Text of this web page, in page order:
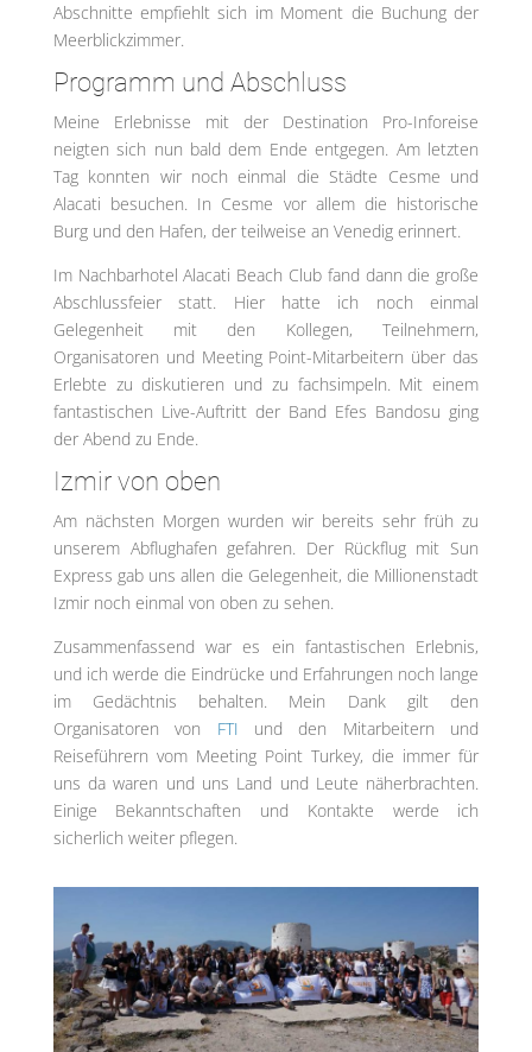
Abschnitte empfiehlt sich im Moment die Buchung der
Meerblickzimmer.
Programm und Abschluss
Meine Erlebnisse mit der Destination Pro-Inforeise
neigten sich nun bald dem Ende entgegen. Am letzten
Tag konnten wir noch einmal die Städte Cesme und
Alacati besuchen. In Cesme vor allem die historische
Burg und den Hafen, der teilweise an Venedig erinnert.
Im Nachbarhotel Alacati Beach Club fand dann die große
Abschlussfeier statt. Hier hatte ich noch einmal
Gelegenheit mit den Kollegen, Teilnehmern,
Organisatoren und Meeting Point-Mitarbeitern über das
Erlebte zu diskutieren und zu fachsimpeln. Mit einem
fantastischen Live-Auftritt der Band Efes Bandosu ging
der Abend zu Ende.
Izmir von oben
Am nächsten Morgen wurden wir bereits sehr früh zu
unserem Abflughafen gefahren. Der Rückflug mit Sun
Express gab uns allen die Gelegenheit, die Millionenstadt
Izmir noch einmal von oben zu sehen.
Zusammenfassend war es ein fantastischen Erlebnis,
und ich werde die Eindrücke und Erfahrungen noch lange
im Gedächtnis behalten. Mein Dank gilt den
Organisatoren von FTI und den Mitarbeitern und
Reiseführern vom Meeting Point Turkey, die immer für
uns da waren und uns Land und Leute näherbrachten.
Einige Bekanntschaften und Kontakte werde ich
sicherlich weiter pflegen.